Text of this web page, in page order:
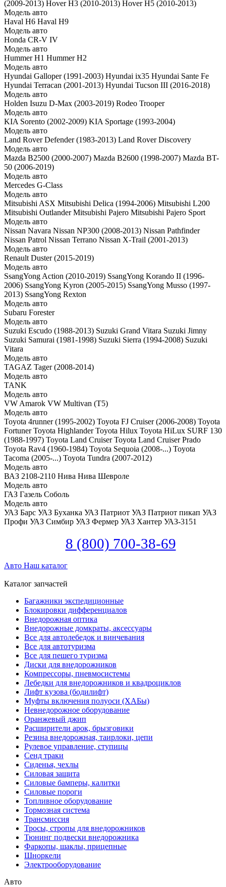
(2009-2013) Hover H3 (2010-2013) Hover H5 (2010-2013)
Модель авто
Haval H6 Haval H9
Модель авто
Honda CR-V IV
Модель авто
Hummer H1 Hummer H2
Модель авто
Hyundai Galloper (1991-2003) Hyundai ix35 Hyundai Sante Fe
Hyundai Terracan (2001-2013) Hyundai Tucson III (2016-2018)
Модель авто
Holden Isuzu D-Max (2003-2019) Rodeo Trooper
Модель авто
KIA Sorento (2002-2009) KIA Sportage (1993-2004)
Модель авто
Land Rover Defender (1983-2013) Land Rover Discovery
Модель авто
Mazda B2500 (2000-2007) Mazda B2600 (1998-2007) Mazda BT-
50 (2006-2019)
Модель авто
Mercedes G-Class
Модель авто
Mitsubishi ASX Mitsubishi Delica (1994-2006) Mitsubishi L200
Mitsubishi Outlander Mitsubishi Pajero Mitsubishi Pajero Sport
Модель авто
Nissan Navara Nissan NP300 (2008-2013) Nissan Pathfinder
Nissan Patrol Nissan Terrano Nissan X-Trail (2001-2013)
Модель авто
Renault Duster (2015-2019)
Модель авто
SsangYong Action (2010-2019) SsangYong Korando II (1996-
2006) SsangYong Kyron (2005-2015) SsangYong Musso (1997-
2013) SsangYong Rexton
Модель авто
Subaru Forester
Модель авто
Suzuki Escudo (1988-2013) Suzuki Grand Vitara Suzuki Jimny
Suzuki Samurai (1981-1998) Suzuki Sierra (1994-2008) Suzuki
Vitara
Модель авто
TAGAZ Tager (2008-2014)
Модель авто
TANK
Модель авто
VW Amarok VW Multivan (T5)
Модель авто
Toyota 4runner (1995-2002) Toyota FJ Cruiser (2006-2008) Toyota
Fortuner Toyota Highlander Toyota Hilux Toyota HiLux SURF 130
(1988-1997) Toyota Land Cruiser Toyota Land Cruiser Prado
Toyota Rav4 (1960-1984) Toyota Sequoia (2008-...) Toyota
Tacoma (2005-...) Toyota Tundra (2007-2012)
Модель авто
ВАЗ 2108-2110 Нива Нива Шевроле
Модель авто
ГАЗ Газель Соболь
Модель авто
УАЗ Барс УАЗ Буханка УАЗ Патриот УАЗ Патриот пикап УАЗ
Профи УАЗ Симбир УАЗ Фермер УАЗ Хантер УАЗ-3151
8 (800) 700-38-69
Авто Наш каталог
Каталог запчастей
Багажники экспедиционные
Блокировки дифференциалов
Внедорожная оптика
Внедорожные домкраты, аксессуары
Все для автолебедок и винчевания
Все для автотуризма
Все для пешего туризма
Диски для внедорожников
Компрессоры, пневмосистемы
Лебедки для внедорожников и квадроциклов
Лифт кузова (бодилифт)
Муфты включения полуоси (ХАБы)
Невнедорожное оборудование
Оранжевый джип
Расширители арок, брызговики
Резина внедорожная, таирлоки, цепи
Рулевое управление, ступицы
Сенд траки
Сиденья, чехлы
Силовая защита
Силовые бамперы, калитки
Силовые пороги
Топливное оборудование
Тормозная система
Трансмиссия
Тросы, стропы для внедорожников
Тюнинг подвески внедорожника
Фаркопы, шаклы, прицепные
Шноркели
Электрооборудование
Авто